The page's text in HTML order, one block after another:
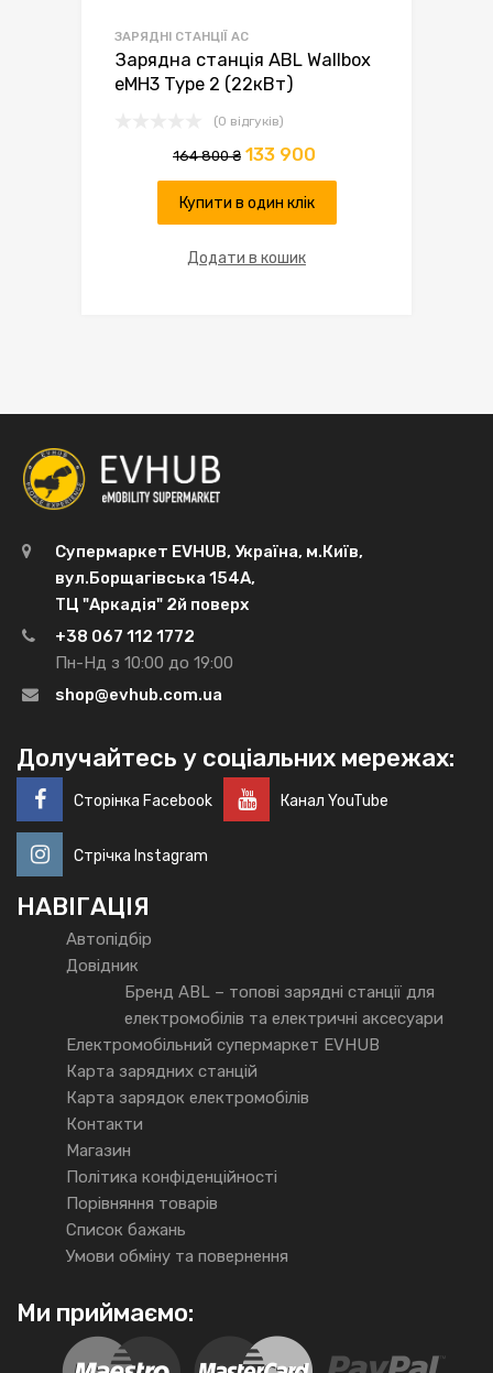
ЗАРЯДНІ СТАНЦІЇ AC
Зарядна станція ABL Wallbox
eMH3 Type 2 (22кВт)
(0 відгуків)
164 800₴ 133 900
Купити в один клік
Додати в кошик
Супермаркет EVHUB, Україна, м.Київ,
вул.Борщагівська 154А,
ТЦ "Аркадія" 2й поверх
+38 067 112 1772
Пн-Нд з 10:00 до 19:00
shop@evhub.com.ua
Долучайтесь у соціальних мережах:
Сторінка Facebook Канал YouTube
Стрічка Instagram
НАВІГАЦІЯ
Автопідбір
Довідник
Бренд ABL – топові зарядні станції для
електромобілів та електричні аксесуари
Електромобільний супермаркет EVHUB
Карта зарядних станцій
Карта зарядок електромобілів
Контакти
Магазин
Політика конфіденційності
Порівняння товарів
Список бажань
Умови обміну та повернення
Ми приймаємо: